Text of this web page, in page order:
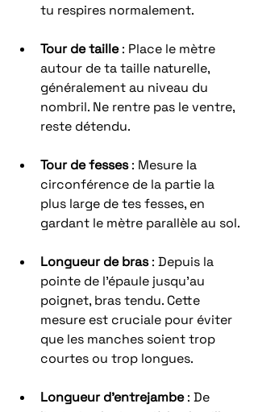
tu respires normalement.
Tour de taille : Place le mètre
autour de ta taille naturelle,
généralement au niveau du
nombril. Ne rentre pas le ventre,
reste détendu.
Tour de fesses : Mesure la
circonférence de la partie la
plus large de tes fesses, en
gardant le mètre parallèle au sol.
Longueur de bras : Depuis la
pointe de l’épaule jusqu’au
poignet, bras tendu. Cette
mesure est cruciale pour éviter
que les manches soient trop
courtes ou trop longues.
Longueur d'entrejambe : De